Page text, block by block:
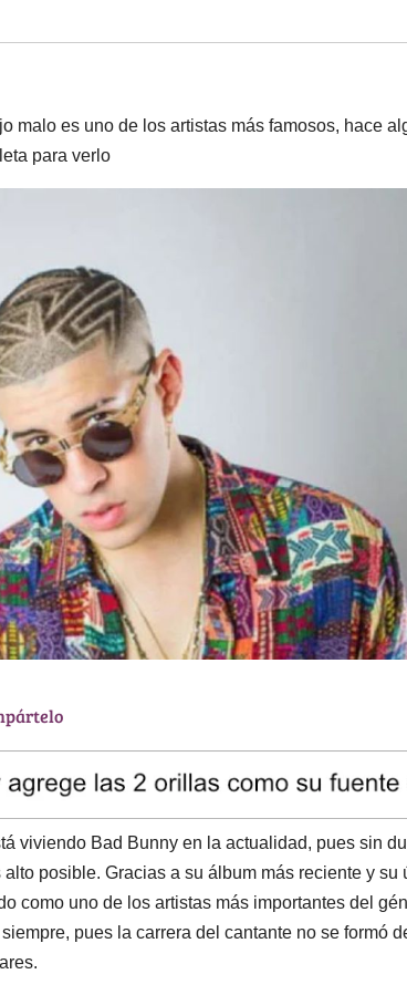
malo es uno de los artistas más famosos, hace
para verlo
viviendo Bad Bunny en la actualidad, pues sin
posible. Gracias a su álbum más reciente y su
como uno de los artistas más importantes del
pues la carrera del cantante no se formó